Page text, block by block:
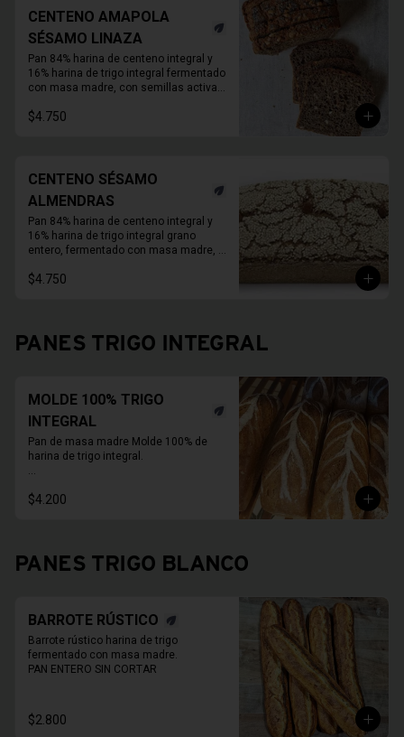
CENTENO AMAPOLA
SÉSAMO LINAZA
Pan 84% harina de centeno integral y
16% harina de trigo integral fermentado
con masa madre, con semillas activas
1 KG.
$4.750
CENTENO SÉSAMO
ALMENDRAS
Pan 84% harina de centeno integral y
16% harina de trigo integral grano
entero, fermentado con masa madre,
activadas.
15 a 20 días.
$4.750
PANES TRIGO INTEGRAL
MOLDE 100% TRIGO
INTEGRAL
Pan de masa madre Molde 100% de
harina de trigo integral.
moldes de panes pueden cambiar.
$4.200
PANES TRIGO BLANCO
BARROTE RÚSTICO
Barrote rústico harina de trigo
fermentado con masa madre.
PAN ENTERO SIN CORTAR
$2.800